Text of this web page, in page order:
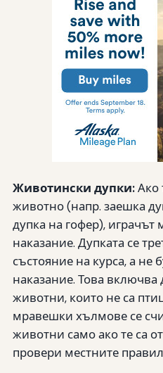
Животински дупки:Ако
животно (напр. заешка
дупка на гофер), играчът
наказание. Дупката се
състояние на курса, а не
наказание. Това включва
животни, които не са
мравешки хълмове се
животни само ако те са
провери местните